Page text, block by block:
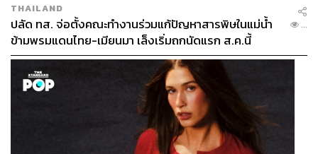
THAILAND
ปลัด ทส. จ่อตั้งคณะทำงานร่วมแก้ปัญหาสารพิษในแม่น้ำ
ข้ามพรมแดนไทย-เมียนมา เล็งเริ่มถกนัดแรก ส.ค.นี้
...